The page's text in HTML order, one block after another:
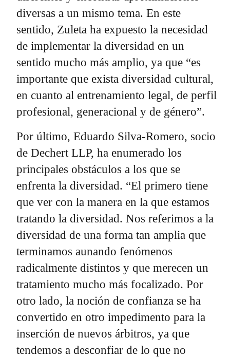
diversas a un mismo tema. En este
sentido, Zuleta ha expuesto la necesidad
de implementar la diversidad en un
sentido mucho más amplio, ya que “es
importante que exista diversidad cultural,
en cuanto al entrenamiento legal, de perfil
profesional, generacional y de género”.
Por último, Eduardo Silva-Romero, socio
de Dechert LLP, ha enumerado los
principales obstáculos a los que se
enfrenta la diversidad. “El primero tiene
que ver con la manera en la que estamos
tratando la diversidad. Nos referimos a la
diversidad de una forma tan amplia que
terminamos aunando fenómenos
radicalmente distintos y que merecen un
tratamiento mucho más focalizado. Por
otro lado, la noción de confianza se ha
convertido en otro impedimento para la
inserción de nuevos árbitros, ya que
tendemos a desconfiar de lo que no